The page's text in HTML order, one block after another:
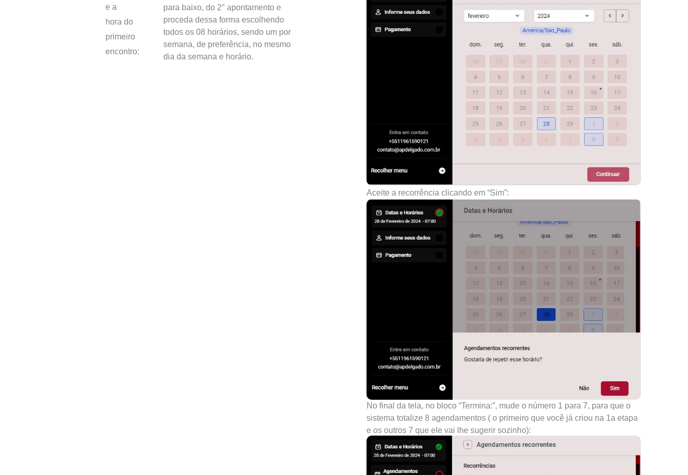
e a
hora do
primeiro
encontro:
para baixo, do 2° apontamento e
proceda dessa forma escolhendo
todos os 08 horários, sendo um por
semana, de preferência, no mesmo
dia da semana e horário.
Aceite a recorrência clicando em “Sim”:
No final da tela, no bloco “Termina:”, mude o número 1 para 7, para que o
sistema totalize 8 agendamentos ( o primeiro que você já criou na 1a etapa
e os outros 7 que ele vai lhe sugerir sozinho):